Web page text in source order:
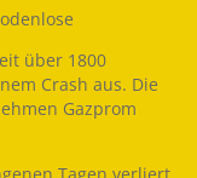
über 1800
Crash aus. Die
Gazprom